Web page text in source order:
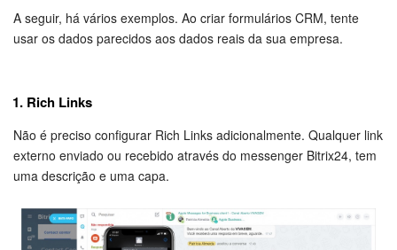
A seguir, há vários exemplos. Ao criar formulários CRM, tente
usar os dados parecidos aos dados reais da sua empresa.
1. Rich Links
Não é preciso configurar Rich Links adicionalmente. Qualquer link
externo enviado ou recebido através do messenger Bitrix24, tem
uma descrição e uma capa.